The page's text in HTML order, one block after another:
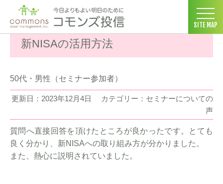
SITE MAP
コモンズ投信 ホーム >お客様の声 > >新
新NISAの活用方法
50代・男性（セミナー参加者）
更新日：2023年12月4日
カテゴリー：セミナーについての
声
質問へ直接回答を頂けたところが良かったです。とても
良く分かり、新NISAへの取り組み方が分かりました。
また、熱心に説明されていました。